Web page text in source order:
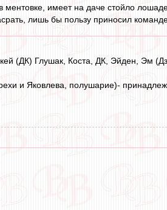
ментовке, имеет на даче стойло
лишь бы пользу приносил
(ДК) Глушак, Коста, ДК, Эйден, Эм
и Яковлева, полушарие)-